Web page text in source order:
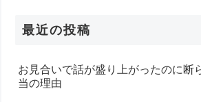
最近の投稿
お見合いで話が盛り上がったのに断
当の理由